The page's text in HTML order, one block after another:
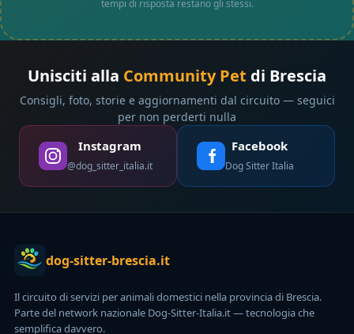
tempi di risposta restano gli stessi.
Unisciti alla Community Pet di Brescia
Consigli, foto, storie e aggiornamenti dal circuito — seguici
per non perderti nulla
Instagram
@dog_sitter_italia.it
Facebook
Dog Sitter Italia
dog-sitter-brescia.it
Il circuito di servizi per animali domestici nella provincia di Brescia.
Parte del network nazionale Dog-Sitter-Italia.it — tecnologia che
semplifica davvero.